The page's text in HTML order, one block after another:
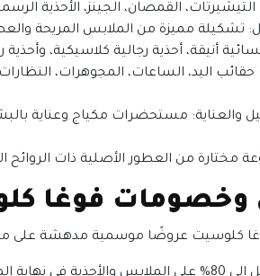
القمصان، الجينز، الأحذية
تشكيلة مميزة من الملابس المريحة
نسائية أنيقة، أحذية رجالية كلاسيكية،
اليد، الساعات، المجوهرات،
مختارة من العطور الأصلية ذات الروائح
فوغا
كلوسيت عروضًا موسمية مدهشة على